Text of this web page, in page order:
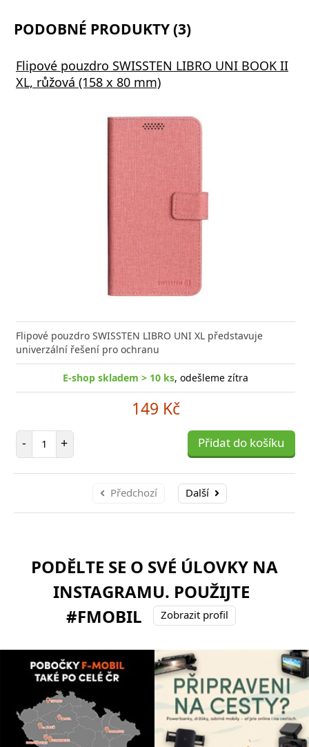
PODOBNÉ PRODUKTY (3)
Flipové pouzdro SWISSTEN LIBRO UNI BOOK II
XL, růžová (158 x 80 mm)
Flipové pouzdro SWISSTEN LIBRO UNI XL představuje
univerzální řešení pro ochranu
E-shop skladem > 10 ks, odešleme zítra
149 Kč
- Počet položek
+ Přidat do košíku
Předchozí Další
PODĚLTE SE O SVÉ ÚLOVKY NA
INSTAGRAMU. POUŽIJTE
#FMOBIL
Zobrazit profil